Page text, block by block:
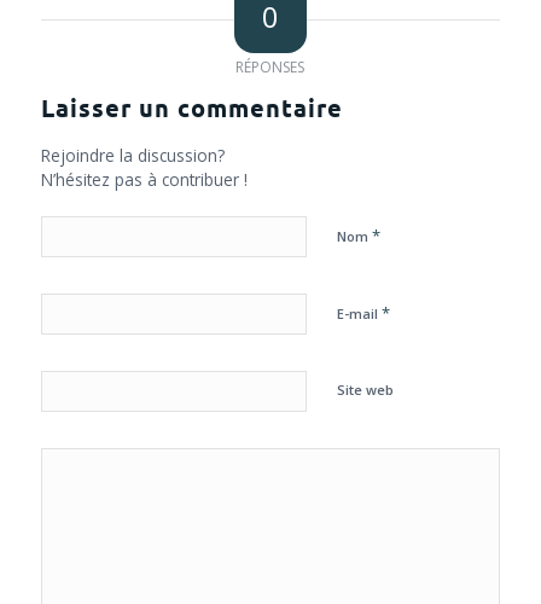
0
RÉPONSES
Laisser un commentaire
Rejoindre la discussion?
N’hésitez pas à contribuer !
Nom *
E-mail *
Site web